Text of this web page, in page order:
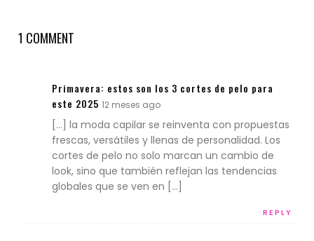
1 COMMENT
Primavera: estos son los 3 cortes de pelo para
este 2025 12 meses ago
REPLY
[…] la moda capilar se reinventa con propuestas
frescas, versátiles y llenas de personalidad. Los
cortes de pelo no solo marcan un cambio de
look, sino que también reflejan las tendencias
globales que se ven en […]